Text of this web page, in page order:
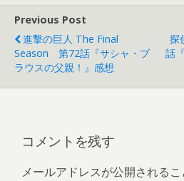
Previous Post
進撃の巨人 The Final
Season 第72話『サシャ・ブ
ラウスの父親！』感想
探
話
コメントを残す
メールアドレスが公開されるこ